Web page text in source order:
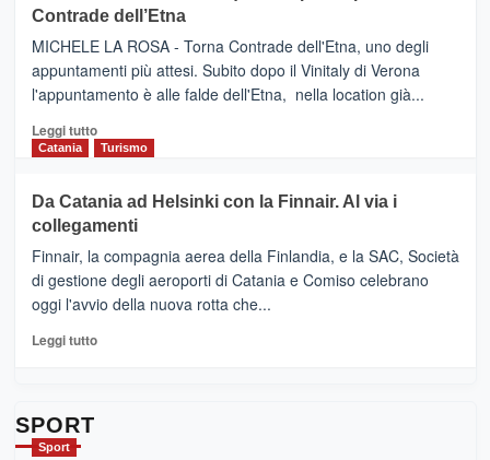
NUOVO
SUMMER
CLUB
(Ct)
–
Benanti
presenta
“Vino
&
Cultura
tappe
dell’enoturismo
Contrade dell’Etna
MICHELE LA ROSA - Torna Contrade dell'Etna, uno degli
appuntamenti più attesi. Subito dopo il Vinitaly di Verona
l'appuntamento è alle falde dell'Etna, nella location già...
Leggi tuttoLeggi
di
RANDAZZO
–
Ci
siamo
quasi….
pronti
per
Catania Turismo
Da Catania ad Helsinki con la Finnair. Al via i
collegamenti
Finnair, la compagnia aerea della Finlandia, e la SAC, Società
di gestione degli aeroporti di Catania e Comiso celebrano
oggi l'avvio della nuova rotta che...
Leggi tuttoLeggi
SPORT
Sport